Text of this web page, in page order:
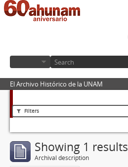
El Archivo Histórico de la UNAM
Filters
Showing 1 results
Archival description